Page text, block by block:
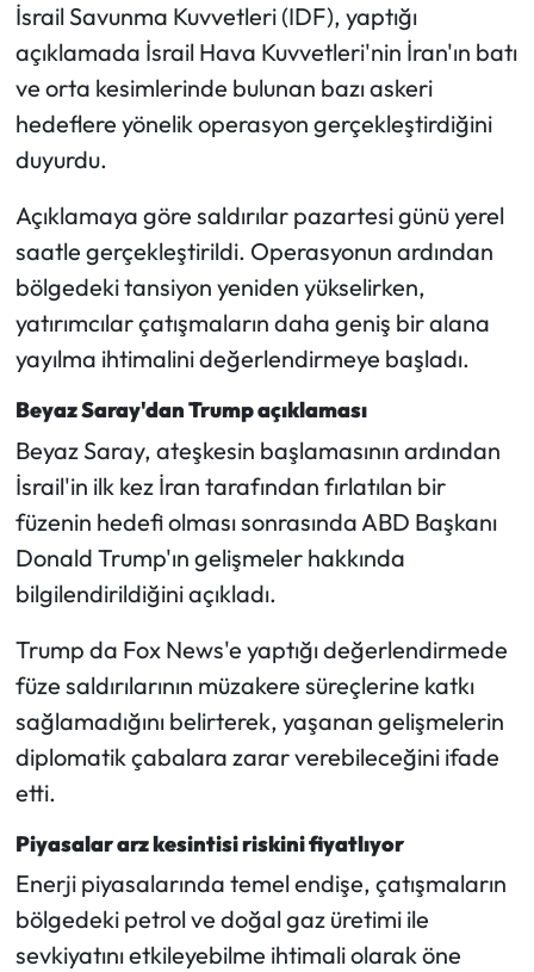
İsrail Savunma Kuvvetleri (IDF), yaptığı
açıklamada İsrail Hava Kuvvetleri'nin İran'ın batı
ve orta kesimlerinde bulunan bazı askeri
hedeflere yönelik operasyon gerçekleştirdiğini
duyurdu.
Açıklamaya göre saldırılar pazartesi günü yerel
saatle gerçekleştirildi. Operasyonun ardından
bölgedeki tansiyon yeniden yükselirken,
yatırımcılar çatışmaların daha geniş bir alana
yayılma ihtimalini değerlendirmeye başladı.
Beyaz Saray'dan Trump açıklaması
Beyaz Saray, ateşkesin başlamasının ardından
İsrail'in ilk kez İran tarafından fırlatılan bir
füzenin hedefi olması sonrasında ABD Başkanı
Donald Trump'ın gelişmeler hakkında
bilgilendirildiğini açıkladı.
Trump da Fox News'e yaptığı değerlendirmede
füze saldırılarının müzakere süreçlerine katkı
sağlamadığını belirterek, yaşanan gelişmelerin
diplomatik çabalara zarar verebileceğini ifade
etti.
Piyasalar arz kesintisi riskini fiyatlıyor
Enerji piyasalarında temel endişe, çatışmaların
bölgedeki petrol ve doğal gaz üretimi ile
sevkiyatını etkileyebilme ihtimali olarak öne
Uğurludağ Haberleri
Yaşam
Yayla Haber
Yemek Tarifleri
Yerel Haberler